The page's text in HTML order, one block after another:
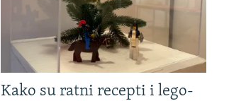
Kako su ratni recepti i lego-